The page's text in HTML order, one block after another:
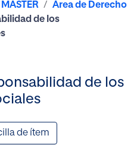
MÁSTER
Área de Derecho
de los
de los
de ítem